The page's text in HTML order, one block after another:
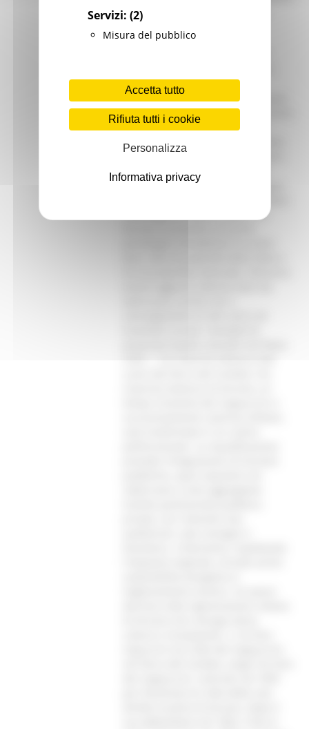
Servizi: (2)
Misura del pubblico
Accetta tutto
Rifiuta tutti i cookie
Personalizza
Informativa privacy